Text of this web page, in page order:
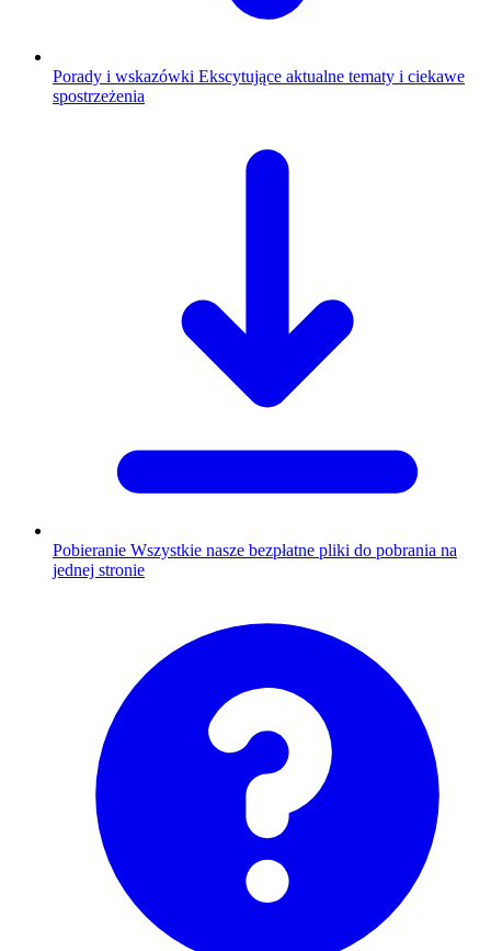
Porady i wskazówki Ekscytujące aktualne tematy i ciekawe
spostrzeżenia
Pobieranie Wszystkie nasze bezpłatne pliki do pobrania na
jednej stronie